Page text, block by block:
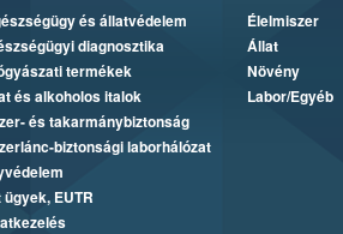
és állatvédelem
diagnosztika
termékek
és alkoholos italok
és takarmánybiztonság
biztonsági laborhálózat
EUTR
Élelmiszer
Állat
Növény
Labor/Egyéb